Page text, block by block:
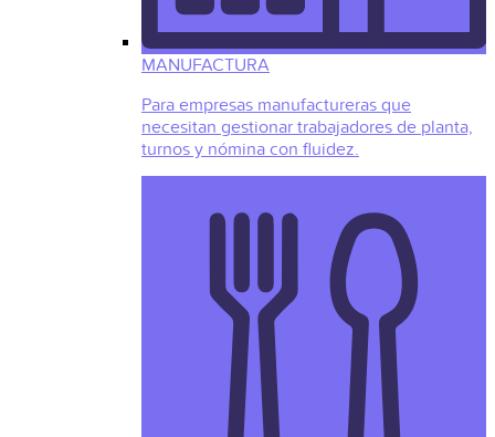
MANUFACTURA
Para empresas manufactureras que
necesitan gestionar trabajadores de planta,
turnos y nómina con fluidez.